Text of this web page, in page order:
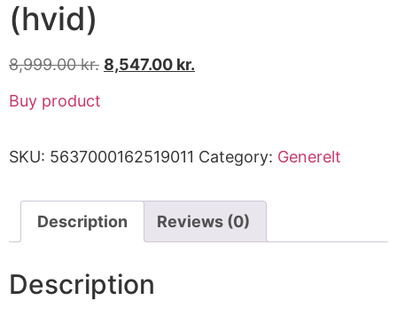
(hvid)
8,999.00kr. 8,547.00 kr.
Buy product
SKU: 5637000162519011 Category: Generelt
Description Reviews (0)
Description